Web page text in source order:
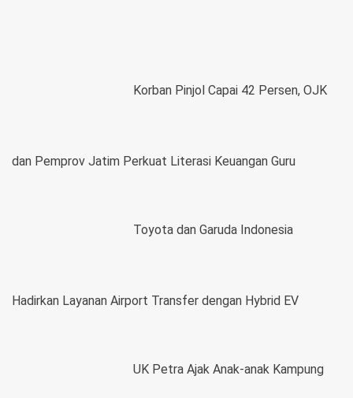
Korban Pinjol Capai 42 Persen, OJK
dan Pemprov Jatim Perkuat Literasi Keuangan Guru
Toyota dan Garuda Indonesia
Hadirkan Layanan Airport Transfer dengan Hybrid EV
UK Petra Ajak Anak-anak Kampung